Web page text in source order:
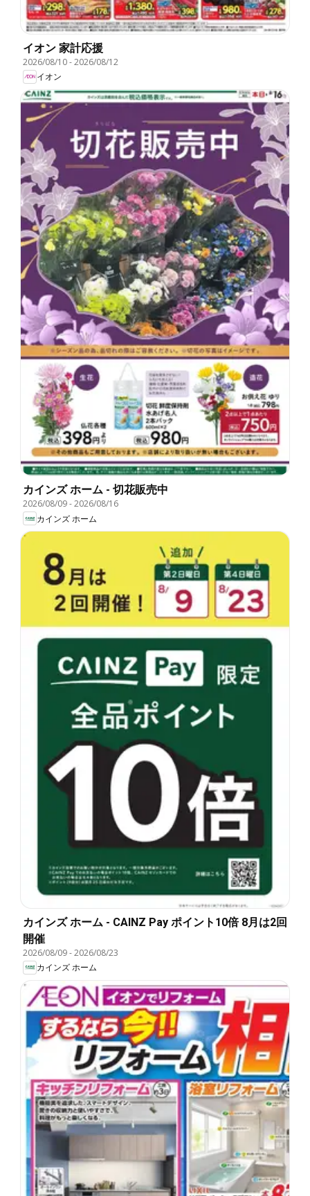
イオン 家計応援
2026/08/10-2026/08/12
イオン
カインズ ホーム - 切花販売中
2026/08/09-2026/08/16
カインズ ホーム
カインズ ホーム - CAINZ Pay ポイント10倍 8月は2回
開催
2026/08/09-2026/08/23
カインズ ホーム